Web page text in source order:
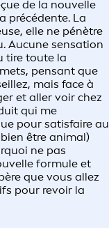
de la nouvelle
précédente. La
elle ne pénètre
Aucune sensation
tire toute la
pensant que
mais face à
et aller voir chez
qui me
pour satisfaire au
être animal)
ne pas
formule et
que vous allez
pour revoir la